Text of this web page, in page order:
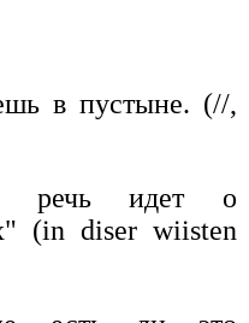
в пустыне. (//,
речь идет о
(in diser wiisten